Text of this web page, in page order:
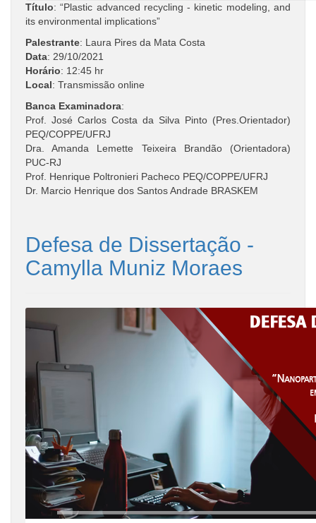
Título: “Plastic advanced recycling - kinetic modeling, and
its environmental implications”
Palestrante: Laura Pires da Mata Costa
Data: 29/10/2021
Horário: 12:45 hr
Local: Transmissão online
Banca Examinadora:
Prof. José Carlos Costa da Silva Pinto (Pres.Orientador)
PEQ/COPPE/UFRJ
Dra. Amanda Lemette Teixeira Brandão (Orientadora)
PUC-RJ
Prof. Henrique Poltronieri Pacheco PEQ/COPPE/UFRJ
Dr. Marcio Henrique dos Santos Andrade BRASKEM
Defesa de Dissertação -
Camylla Muniz Moraes